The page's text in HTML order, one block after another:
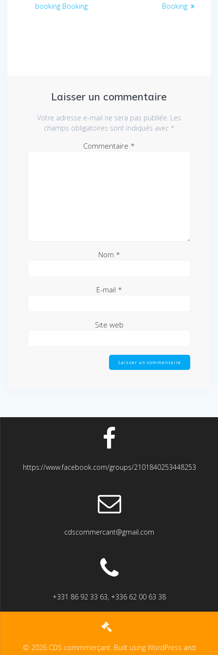
précédent
booking Booking
suivant
Booking
Laisser un commentaire
Votre adresse e-mail ne sera pas publiée. Les
champs obligatoires sont indiqués avec *
Commentaire *
Nom *
E-mail *
Site web
https://www.facebook.com/groups/2101840253448253
cdscommercant@gmail.com
+331 86 92 33 63, +336 62 00 63 38
© 2026 CDS commmerçant. Built using WordPress and